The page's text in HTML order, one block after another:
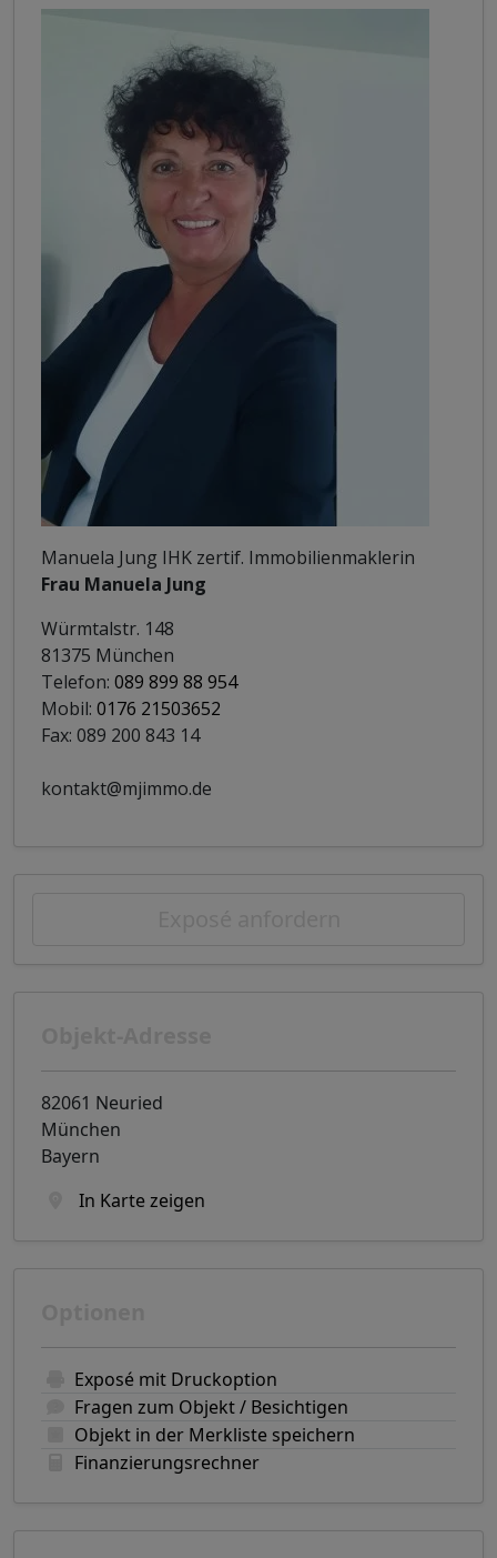
Manuela Jung IHK zertif. Immobilienmaklerin
Frau Manuela Jung
Würmtalstr. 148
81375 München
Telefon: 089 899 88 954
Mobil: 0176 21503652
Fax: 089 200 843 14
kontakt@mjimmo.de
82061 Neuried
München
Bayern
In Karte zeigen
Exposé mit Druckoption
Fragen zum Objekt / Besichtigen
Objekt in der Merkliste speichern
Finanzierungsrechner